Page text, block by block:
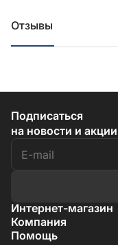
Отзывы
Подписаться
на новости и акции
Интернет-магазин
Акции
Бренды
Компания
О компании
Помощь